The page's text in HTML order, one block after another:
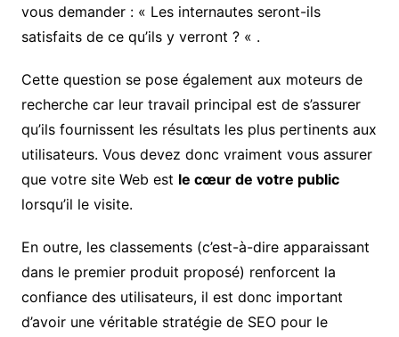
vous demander : « Les internautes seront-ils
satisfaits de ce qu’ils y verront ? « .
Cette question se pose également aux moteurs de
recherche car leur travail principal est de s’assurer
qu’ils fournissent les résultats les plus pertinents aux
utilisateurs. Vous devez donc vraiment vous assurer
que votre site Web est le cœur de votre public
lorsqu’il le visite.
En outre, les classements (c’est-à-dire apparaissant
dans le premier produit proposé) renforcent la
confiance des utilisateurs, il est donc important
d’avoir une véritable stratégie de SEO pour le